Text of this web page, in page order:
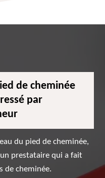
de cheminée
par
du pied de cheminée,
un prestataire qui a fait
de cheminée.